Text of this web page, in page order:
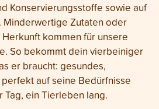
Konservierungsstoffe sowie auf
Minderwertige Zutaten oder
kommen für unsere
So bekommt dein vierbeiniger
er braucht: gesundes,
auf seine Bedürfnisse
Tag, ein Tierleben lang.